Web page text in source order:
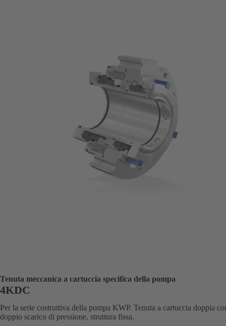
Tenuta meccanica a cartuccia specifica della pompa
4KDC
Per la serie costruttiva della pompa KWP. Tenuta a cartuccia doppia
doppio scarico di pressione, struttura fissa.